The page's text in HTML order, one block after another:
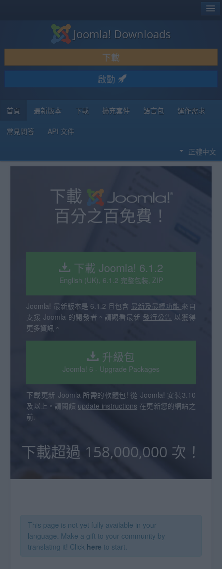
下載 & 擴充
發現 & 學習
社群 & 支援
程式者資源
Joomla! Downloads
下載
啟動
首頁 最新版本 下載 擴充套件 語言包 運作需求
常見問答 API 文件
正體中文
下載
百分之百免費！
下載 Joomla! 6.1.2
English (UK), 6.1.2 完整包裝, ZIP
Joomla! 最新版本是 6.1.2 且包含 最新及最棒功能 來自
支援 Joomla 的開發者。請觀看最新 發行公告 以獲得
更多資訊。
升級包
Joomla! 6 - Upgrade Packages
下載更新 Joomla 所需的軟體包! 從 Joomla! 安裝3.10
及以上。請閱讀 update instructions 在更新您的網站之
前.
下載超過 158,000,000 次！
This page is not yet fully available in your
language. Make a gift to your community by
translating it! Click here to start.